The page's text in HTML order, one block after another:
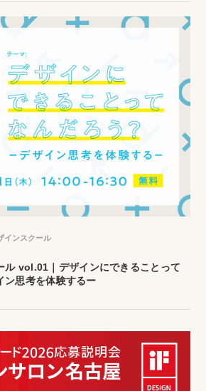
インスクール
ル vol.01｜デザインにできることって
ン思考を体験するー